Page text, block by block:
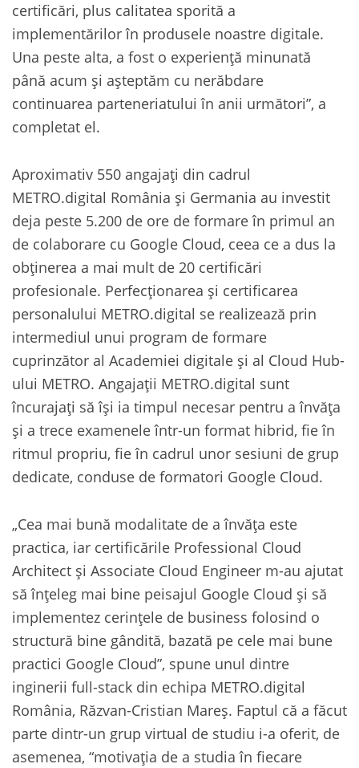
certificări, plus calitatea sporită a
implementărilor în produsele noastre digitale.
Una peste alta, a fost o experiență minunată
până acum și așteptăm cu nerăbdare
continuarea parteneriatului în anii următori”, a
completat el.
Aproximativ 550 angajați din cadrul
METRO.digital România și Germania au investit
deja peste 5.200 de ore de formare în primul an
de colaborare cu Google Cloud, ceea ce a dus la
obținerea a mai mult de 20 certificări
profesionale. Perfecționarea și certificarea
personalului METRO.digital se realizează prin
intermediul unui program de formare
cuprinzător al Academiei digitale și al Cloud Hub-
ului METRO. Angajații METRO.digital sunt
încurajați să își ia timpul necesar pentru a învăța
și a trece examenele într-un format hibrid, fie în
ritmul propriu, fie în cadrul unor sesiuni de grup
dedicate, conduse de formatori Google Cloud.
„Cea mai bună modalitate de a învăța este
practica, iar certificările Professional Cloud
Architect și Associate Cloud Engineer m-au ajutat
să înțeleg mai bine peisajul Google Cloud și să
implementez cerințele de business folosind o
structură bine gândită, bazată pe cele mai bune
practici Google Cloud”, spune unul dintre
inginerii full-stack din echipa METRO.digital
România, Răzvan-Cristian Mareș. Faptul că a făcut
parte dintr-un grup virtual de studiu i-a oferit, de
asemenea, “motivația de a studia în fiecare